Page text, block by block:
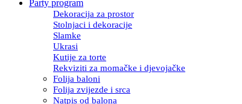
Party program
Dekoracija za prostor
Stolnjaci i dekoracije
Slamke
Ukrasi
Kutije za torte
Rekviziti za momačke i djevojačke
Folija baloni
Folija zvijezde i srca
Natpis od balona